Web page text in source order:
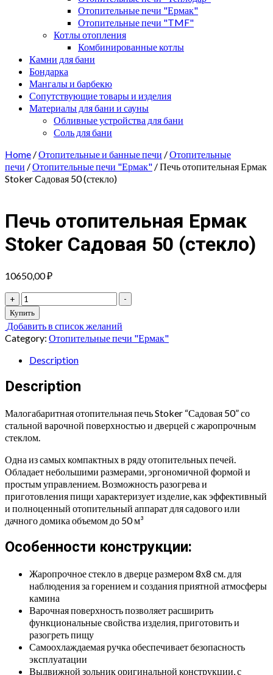
Отопительные печи "Ермак"
Отопительные печи "TMF"
Котлы отопления
Комбинированные котлы
Камни для бани
Бондарка
Мангалы и барбекю
Сопутствующие товары и изделия
Материалы для бани и сауны
Обливные устройства для бани
Соль для бани
Home /Отопительные и банные печи /Отопительные
печи /Отопительные печи "Ермак" / Печь отопительная Ермак
Stoker Cадовая 50 (стекло)
Печь отопительная Ермак
Stoker Cадовая 50 (стекло)
10650,00₽
+
Печь
отопительная
Ермак
Stoker
Cадовая
50
quantity
-
Купить
Добавить в список желаний
Category: Отопительные печи "Ермак"
Description
Description
Малогабаритная отопительная печь Stoker “Садовая 50” со
стальной варочной поверхностью и дверцей с жаропрочным
стеклом.
Одна из самых компактных в ряду отопительных печей.
Обладает небольшими размерами, эргономичной формой и
простым управлением. Возможность разогрева и
приготовления пищи характеризует изделие, как эффективный
и полноценный отопительный аппарат для садового или
дачного домика объемом до 50 м³
Особенности конструкции:
Жаропрочное стекло в дверце размером 8х8 см. для
наблюдения за горением и создания приятной атмосферы
камина
Варочная поверхность позволяет расширить
функциональные свойства изделия, приготовить и
разогреть пищу
Самоохлаждаемая ручка обеспечивает безопасность
эксплуатации
Выдвижной зольник оригинальной конструкции, с